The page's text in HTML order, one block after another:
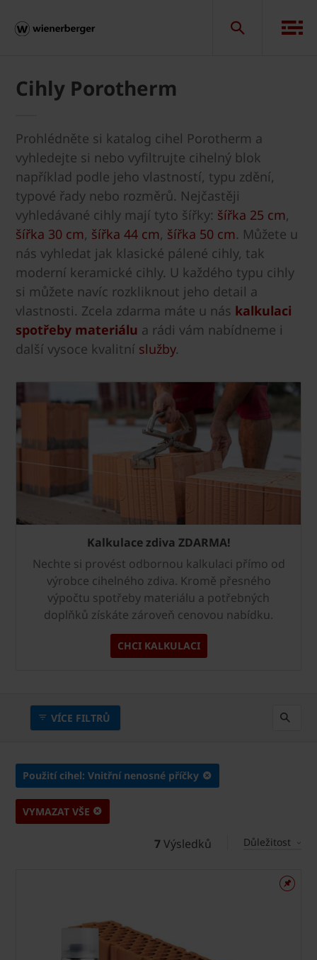
Cihly Porotherm
Prohlédněte si katalog cihel Porotherm a
vyhledejte si nebo vyfiltrujte cihelný blok
například podle jeho vlastností, typu zdění,
typové řady nebo rozměrů. Nejčastěji
vyhledávané cihly mají tyto šířky: šířka 25 cm,
šířka 30 cm, šířka 44 cm, šířka 50 cm. Můžete u
nás vyhledat jak klasické pálené cihly, tak
moderní keramické cihly. U každého typu cihly
si můžete navíc rozkliknout jeho detail a
vlastnosti. Zcela zdarma máte u nás kalkulaci
spotřeby materiálu a rádi vám nabídneme i
další vysoce kvalitní služby.
Kalkulace zdiva ZDARMA!
Nechte si provést odbornou kalkulaci přímo od
výrobce cihelného zdiva. Kromě přesného
výpočtu spotřeby materiálu a potřebných
doplňků získáte zároveň cenovou nabídku.
CHCI KALKULACI
VÍCE FILTRŮ
Použití cihel: Vnitřní nenosné příčky
VYMAZAT VŠE
7Výsledků Důležitost